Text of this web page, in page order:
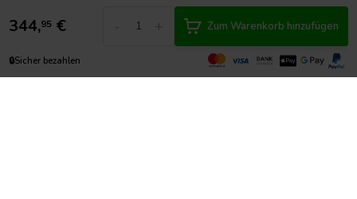
344,95 € Zum Warenkorb hinzufügen
🔒Sicher bezahlen